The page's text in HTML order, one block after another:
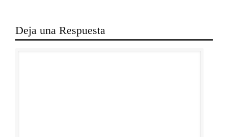
Deja una Respuesta